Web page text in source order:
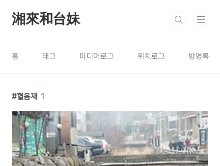
湘來和台妹
홈 태그 미디어로그 위치로그 방명록
혈읍재 1